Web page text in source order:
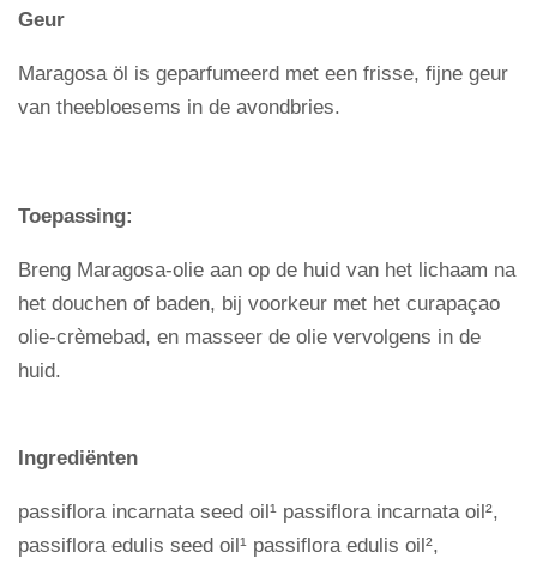
Geur
Maragosa öl is geparfumeerd met een frisse, fijne geur
van theebloesems in de avondbries.
Toepassing:
Breng Maragosa-olie aan op de huid van het lichaam na
het douchen of baden, bij voorkeur met het curapaçao
olie-crèmebad, en masseer de olie vervolgens in de
huid.
Ingrediënten
passiflora incarnata seed oil¹ passiflora incarnata oil²,
passiflora edulis seed oil¹ passiflora edulis oil²,